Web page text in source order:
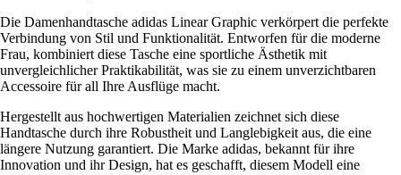
Die Damenhandtasche adidas Linear Graphic verkörpert die perfekte
Verbindung von Stil und Funktionalität. Entworfen für die moderne
Frau, kombiniert diese Tasche eine sportliche Ästhetik mit
unvergleichlicher Praktikabilität, was sie zu einem unverzichtbaren
Accessoire für all Ihre Ausflüge macht.
Hergestellt aus hochwertigen Materialien zeichnet sich diese
Handtasche durch ihre Robustheit und Langlebigkeit aus, die eine
längere Nutzung garantiert. Die Marke adidas, bekannt für ihre
Innovation und ihr Design, hat es geschafft, diesem Modell eine